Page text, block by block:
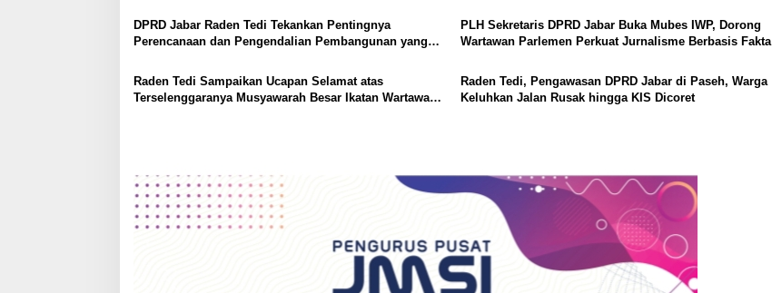
t
o
n
DPRD Jabar Raden Tedi Tekankan Pentingnya
Perencanaan dan Pengendalian Pembangunan yang
PLH Sekretaris DPRD Jabar Buka Mubes IWP, Dorong
Wartawan Parlemen Perkuat Jurnalisme Berbasis Fakta
Raden Tedi Sampaikan Ucapan Selamat atas
Terselenggaranya Musyawarah Besar Ikatan Wartawan
Raden Tedi, Pengawasan DPRD Jabar di Paseh, Warga
Keluhkan Jalan Rusak hingga KIS Dicoret